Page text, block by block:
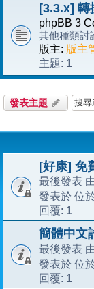
[3.3.x] 轉
phpBB 3
其他種類討
版主: 版主
主題: 1
發表主題
[好康] 免
最後發表
發表於 位
回覆: 1
簡體中文
最後發表
發表於 位
回覆: 1